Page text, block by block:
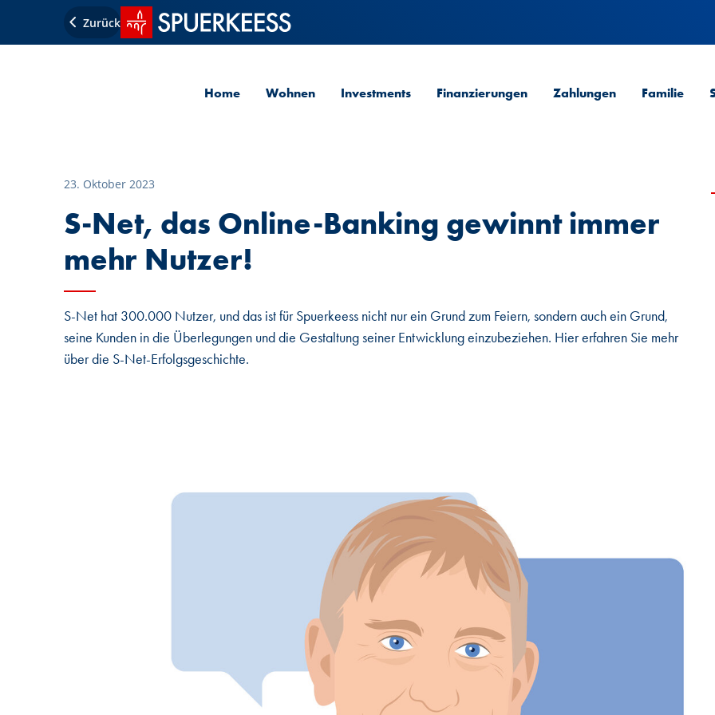
Zurück Startseite SPUERKEESS
Home Wohnen Investments Finanzierungen Zahlungen Familie
23. Oktober 2023
S-Net, das Online-Banking gewinnt immer
mehr Nutzer!
S-Net hat 300.000 Nutzer, und das ist für Spuerkeess nicht nur ein Grund zum Feiern, sondern auch ein Grund,
seine Kunden in die Überlegungen und die Gestaltung seiner Entwicklung einzubeziehen. Hier erfahren Sie mehr
über die S-Net-Erfolgsgeschichte.